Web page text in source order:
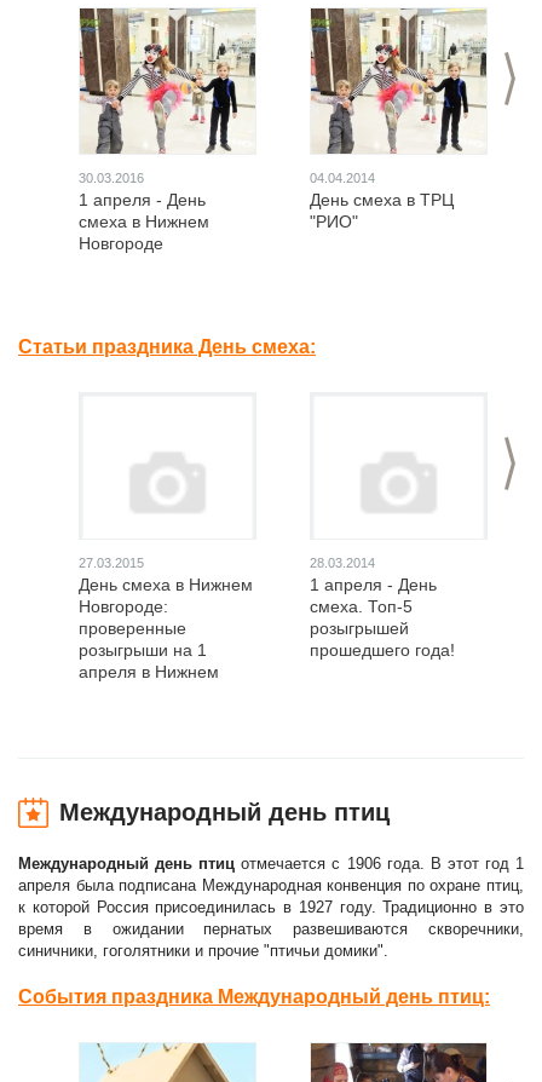
>
30.03.2016
1 апреля - День
смеха в Нижнем
Новгороде
04.04.2014
День смеха в ТРЦ
"РИО"
Статьи праздника День смеха:
>
27.03.2015
День смеха в Нижнем
Новгороде:
проверенные
розыгрыши на 1
апреля в Нижнем
28.03.2014
1 апреля - День
смеха. Топ-5
розыгрышей
прошедшего года!
Международный день птиц
Международный день птиц отмечается с 1906 года. В этот год 1
апреля была подписана Международная конвенция по охране птиц,
к которой Россия присоединилась в 1927 году. Традиционно в это
время в ожидании пернатых развешиваются скворечники,
синичники, гоголятники и прочие "птичьи домики".
События праздника Международный день птиц: